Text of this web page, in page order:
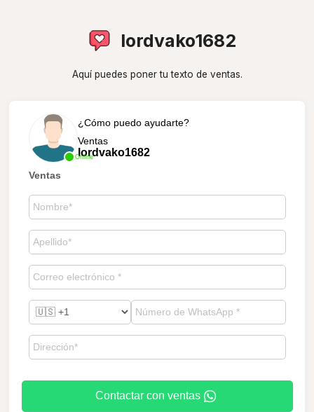
lordvako1682
Aquí puedes poner tu texto de ventas.
Online
¿Cómo puedo ayudarte?
Ventas
lordvako1682
Ventas
Contactar con ventas